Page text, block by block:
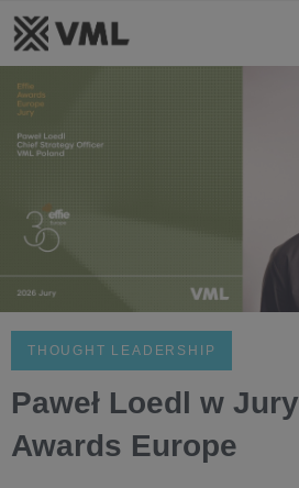
THOUGHT LEADERSHIP
Paweł Loedl w
Awards Europe